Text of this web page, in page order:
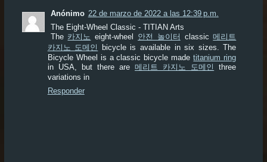
Anónimo 22 de marzo de 2022 a las 12:39 p.m.
The Eight-Wheel Classic - TITIAN Arts
The 카지노 eight-wheel 안전 놀이터 classic메리트
카지노 도메인
bicycle is available in six sizes. The
Bicycle Wheel is a classic bicycle madetitanium ring
in USA, but there are메리트 카지노 도메인
three
variations in
Responder